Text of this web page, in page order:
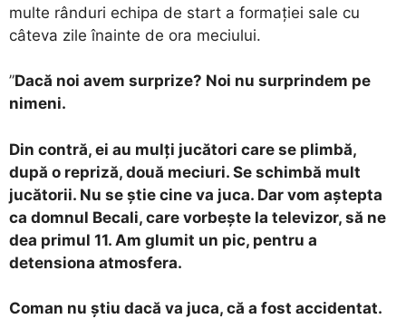
multe rânduri echipa de start a formației sale cu
câteva zile înainte de ora meciului.
”Dacă noi avem surprize? Noi nu surprindem pe
nimeni.
Din contră, ei au mulți jucători care se plimbă,
după o repriză, două meciuri. Se schimbă mult
jucătorii. Nu se știe cine va juca. Dar vom aștepta
ca domnul Becali, care vorbește la televizor, să ne
dea primul 11. Am glumit un pic, pentru a
detensiona atmosfera.
Coman nu știu dacă va juca, că a fost accidentat.